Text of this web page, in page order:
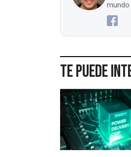
Te puede